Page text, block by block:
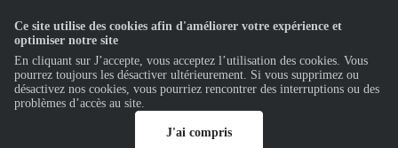
Ce site utilise des cookies afin d'améliorer votre expérience et
optimiser notre site
En cliquant sur J’accepte, vous acceptez l’utilisation des cookies. Vous
pourrez toujours les désactiver ultérieurement. Si vous supprimez ou
désactivez nos cookies, vous pourriez rencontrer des interruptions ou des
problèmes d’accès au site.
J'ai compris